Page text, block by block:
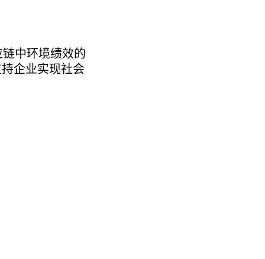
中环境绩效的
企业实现社会